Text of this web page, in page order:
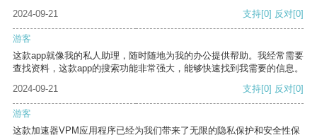
2024-09-21
支持[0] 反对[0]
游客
这款app就像我的私人助理，随时随地为我的办公提供帮助。我经常需要
查找资料，这款app的搜索功能非常强大，能够快速找到我需要的信息。
2024-09-21
支持[0] 反对[0]
游客
这款加速器VPM应用程序已经为我们带来了无限的隐私保护和安全性保